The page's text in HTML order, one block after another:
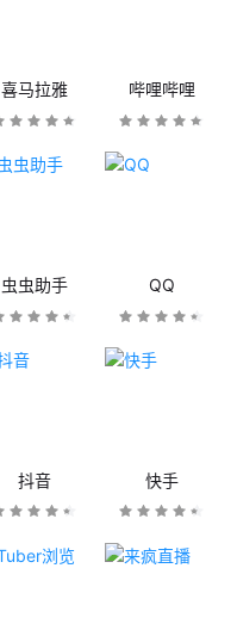
喜马拉雅 哔哩哔哩
虫虫助手 QQ
抖音 快手